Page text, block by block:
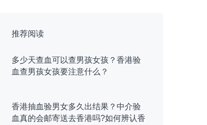
推荐阅读
多少天查血可以查男孩女孩？香港验
血查男孩女孩要注意什么？
香港抽血验男女多久出结果？中介验
血真的会邮寄送去香港吗?如何辨认香